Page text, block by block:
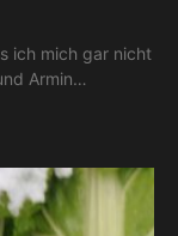
ich mich gar nicht
Armin…